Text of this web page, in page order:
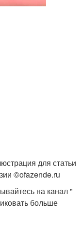
для статьи
©ofazende.ru
на канал "
больше